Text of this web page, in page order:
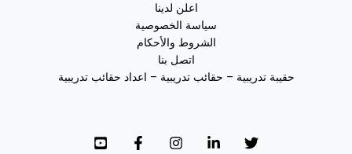
اعلن لدينا
سياسة الخصوصية
الشروط والأحكام
اتصل بنا
حقيبة تدريبية – حقائب تدريبية – اعداد حقائب تدريبية